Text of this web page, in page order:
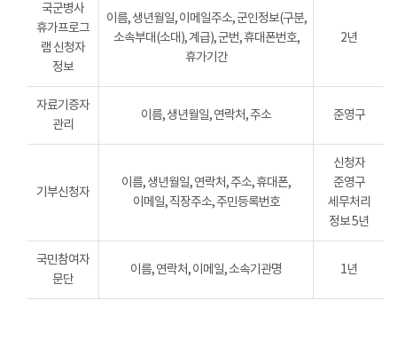
국군병사
휴가프로그
램 신청자
정보
이름, 생년월일, 이메일주소, 군인정보(구분,
소속부대(소대), 계급), 군번, 휴대폰번호,
휴가기간
2년
자료기증자
관리
이름, 생년월일, 연락처, 주소 준영구
기부신청자
이름, 생년월일, 연락처, 주소, 휴대폰,
이메일, 직장주소, 주민등록번호
신청자
준영구
세무처리
정보 5년
국민참여자
문단
이름, 연락처, 이메일, 소속기관명 1년